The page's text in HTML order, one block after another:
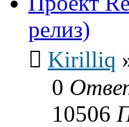
релиз)
Kirilliq
0
10506